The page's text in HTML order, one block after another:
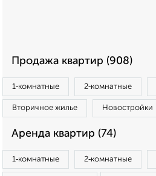
Продажа квартир (908)
1‑комнатные 2‑комнатные
Вторичное жилье Новостройки
Аренда квартир (74)
1‑комнатные 2‑комнатные